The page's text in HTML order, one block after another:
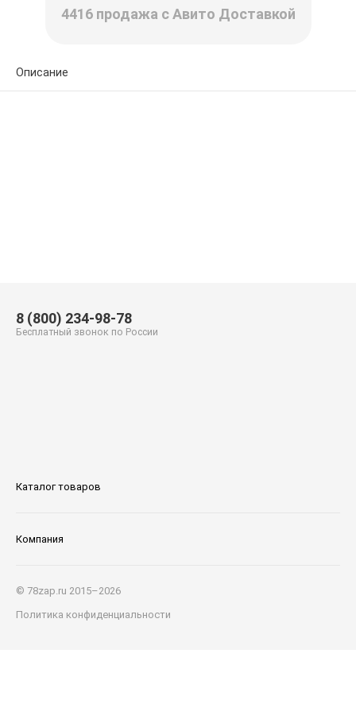
4416 продажа с Авито Доставкой
Описание
Каталог товаров
Компания
8 (800) 234-98-78
Бесплатный звонок по России
© 78zap.ru 2015–2026
Политика конфиденциальности